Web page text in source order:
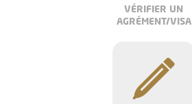
VÉRIFIER UN
AGRÉMENT/VISA